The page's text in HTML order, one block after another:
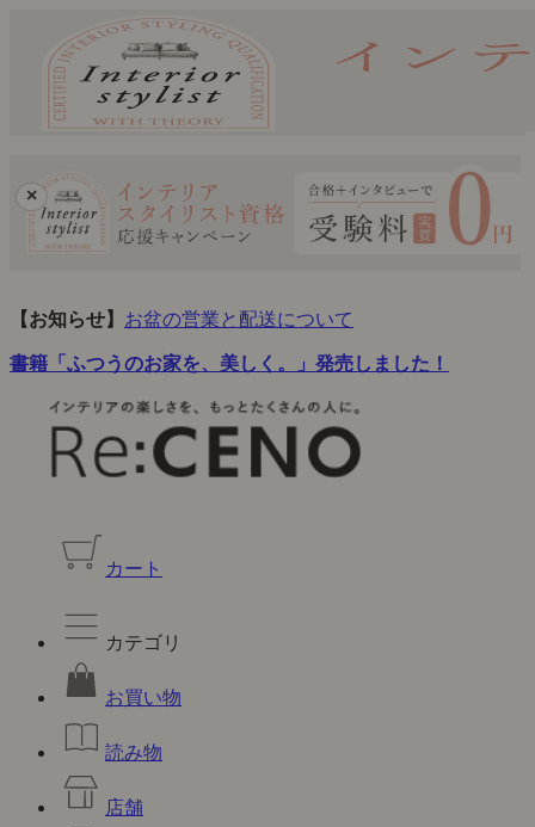
×
【お知らせ】 お盆の営業と配送について
書籍「ふつうのお家を、美しく。」発売しました！
カート
カテゴリ
お買い物
読み物
店舗